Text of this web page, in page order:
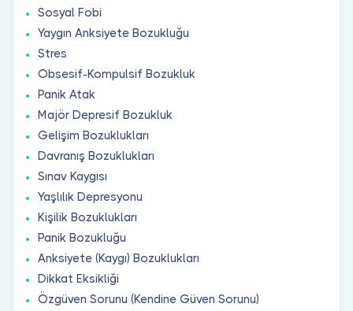
Sosyal Fobi
Yaygın Anksiyete Bozukluğu
Stres
Obsesif-Kompulsif Bozukluk
Panik Atak
Majör Depresif Bozukluk
Gelişim Bozuklukları
Davranış Bozuklukları
Sınav Kaygısı
Yaşlılık Depresyonu
Kişilik Bozuklukları
Panik Bozukluğu
Anksiyete (Kaygı) Bozuklukları
Dikkat Eksikliği
Özgüven Sorunu (Kendine Güven Sorunu)